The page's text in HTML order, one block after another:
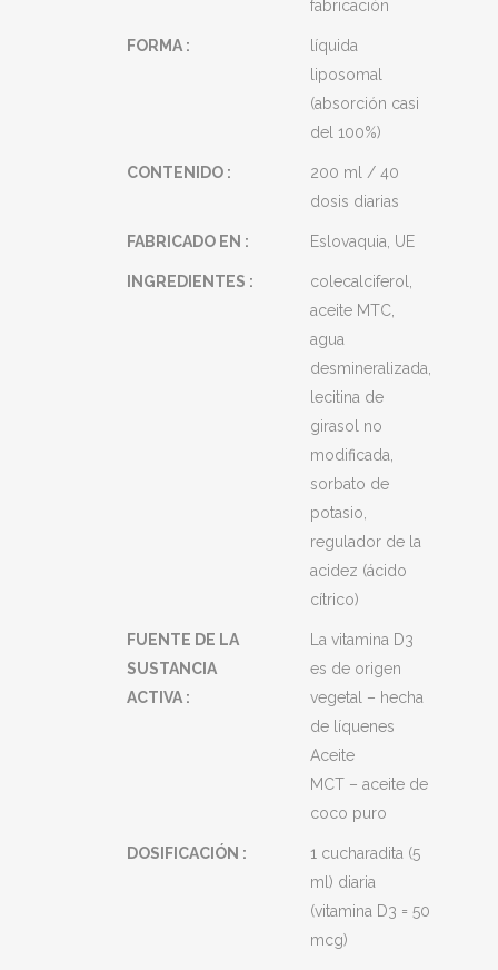
fabricación
FORMA :
líquida
liposomal
(absorción casi
del 100%)
CONTENIDO :
200 ml / 40
dosis diarias
FABRICADO EN : Eslovaquia, UE
INGREDIENTES :
colecalciferol,
aceite MTC,
agua
desmineralizada,
lecitina de
girasol no
modificada,
sorbato de
potasio,
regulador de la
acidez (ácido
cítrico)
FUENTE DE LA
SUSTANCIA
ACTIVA :
La vitamina D3
es de origen
vegetal – hecha
de líquenes
Aceite
MCT – aceite de
coco puro
DOSIFICACIÓN :
1 cucharadita (5
ml) diaria
(vitamina D3 = 50
mcg)